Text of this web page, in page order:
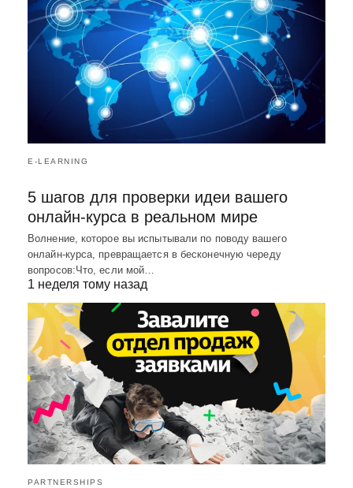
E-LEARNING
5 шагов для проверки идеи вашего
онлайн-курса в реальном мире
Волнение, которое вы испытывали по поводу вашего
онлайн-курса, превращается в бесконечную череду
вопросов:Что, если мой…
1 неделя тому назад
PARTNERSHIPS